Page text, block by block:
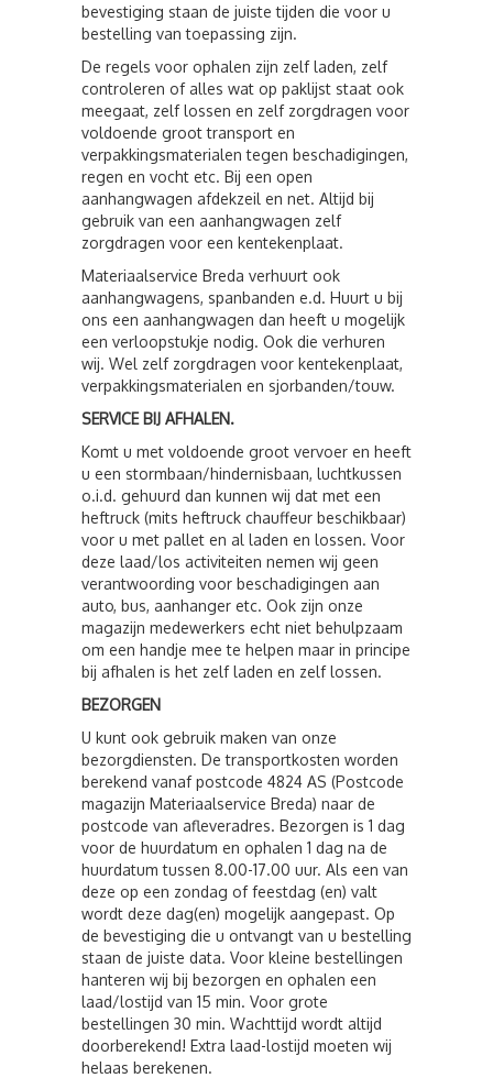
bevestiging staan de juiste tijden die voor u
bestelling van toepassing zijn.
De regels voor ophalen zijn zelf laden, zelf
controleren of alles wat op paklijst staat ook
meegaat, zelf lossen en zelf zorgdragen voor
voldoende groot transport en
verpakkingsmaterialen tegen beschadigingen,
regen en vocht etc. Bij een open
aanhangwagen afdekzeil en net. Altijd bij
gebruik van een aanhangwagen zelf
zorgdragen voor een kentekenplaat.
Materiaalservice Breda verhuurt ook
aanhangwagens, spanbanden e.d. Huurt u bij
ons een aanhangwagen dan heeft u mogelijk
een verloopstukje nodig. Ook die verhuren
wij. Wel zelf zorgdragen voor kentekenplaat,
verpakkingsmaterialen en sjorbanden/touw.
SERVICE BIJ AFHALEN.
Komt u met voldoende groot vervoer en heeft
u een stormbaan/hindernisbaan, luchtkussen
o.i.d. gehuurd dan kunnen wij dat met een
heftruck (mits heftruck chauffeur beschikbaar)
voor u met pallet en al laden en lossen. Voor
deze laad/los activiteiten nemen wij geen
verantwoording voor beschadigingen aan
auto, bus, aanhanger etc. Ook zijn onze
magazijn medewerkers echt niet behulpzaam
om een handje mee te helpen maar in principe
bij afhalen is het zelf laden en zelf lossen.
BEZORGEN
U kunt ook gebruik maken van onze
bezorgdiensten. De transportkosten worden
berekend vanaf postcode 4824 AS (Postcode
magazijn Materiaalservice Breda) naar de
postcode van afleveradres. Bezorgen is 1 dag
voor de huurdatum en ophalen 1 dag na de
huurdatum tussen 8.00-17.00 uur. Als een van
deze op een zondag of feestdag (en) valt
wordt deze dag(en) mogelijk aangepast. Op
de bevestiging die u ontvangt van u bestelling
staan de juiste data. Voor kleine bestellingen
hanteren wij bij bezorgen en ophalen een
laad/lostijd van 15 min. Voor grote
bestellingen 30 min. Wachttijd wordt altijd
doorberekend! Extra laad-lostijd moeten wij
helaas berekenen.